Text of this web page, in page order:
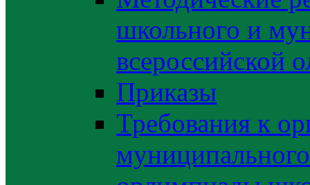
школьного и
всероссийской
Приказы
Требования к